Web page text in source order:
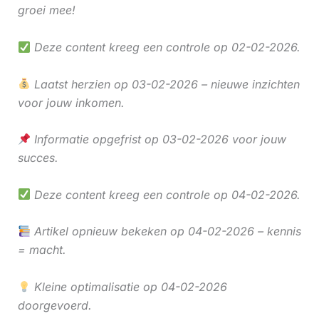
groei mee!
Deze content kreeg een controle op 02-02-2026.
Laatst herzien op 03-02-2026 – nieuwe inzichten
voor jouw inkomen.
Informatie opgefrist op 03-02-2026 voor jouw
succes.
Deze content kreeg een controle op 04-02-2026.
Artikel opnieuw bekeken op 04-02-2026 – kennis
= macht.
Kleine optimalisatie op 04-02-2026
doorgevoerd.